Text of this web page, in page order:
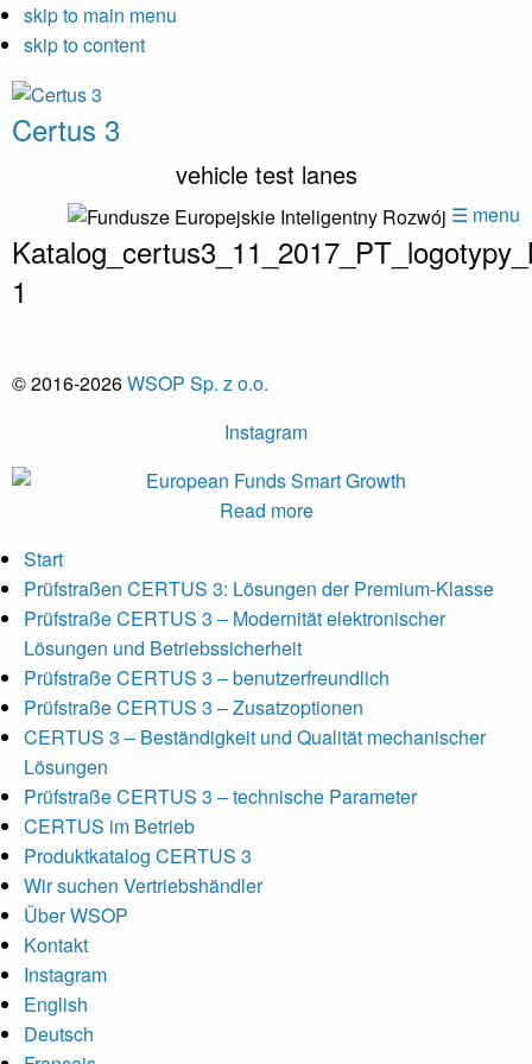
skip to main menu
skip to content
Certus 3
vehicle test lanes
☰ menu
1
© 2016-2026WSOP Sp. z o.o.
Instagram
Read more
Start
Prüfstraßen CERTUS 3: Lösungen der Premium-Klasse
Prüfstraße CERTUS 3 – Modernität elektronischer
Lösungen und Betriebssicherheit
Prüfstraße CERTUS 3 – benutzerfreundlich
Prüfstraße CERTUS 3 – Zusatzoptionen
CERTUS 3 – Beständigkeit und Qualität mechanischer
Lösungen
Prüfstraße CERTUS 3 – technische Parameter
CERTUS im Betrieb
Produktkatalog CERTUS 3
Wir suchen Vertriebshändler
Über WSOP
Kontakt
Instagram
English
Deutsch